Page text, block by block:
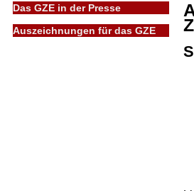
Das GZE in der Presse
Auszeichnungen für das GZE